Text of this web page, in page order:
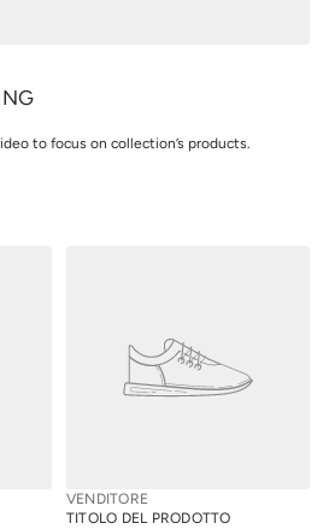
to focus on collection’s products.
VENDITORE
TITOLO DEL PRODOTTO